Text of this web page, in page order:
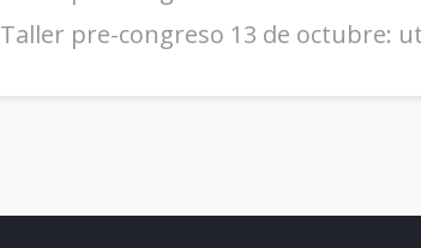
Taller pre-congreso 13 de octubre: